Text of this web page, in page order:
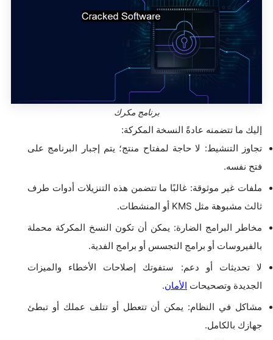
برنامج مكرك
إليك ما تتضمنه عادةً النسخة المكركة:
تجاوز التنشيط: لا حاجة لمفتاح منتج؛ يتم إجبار البرنامج على
فتح نفسه.
ملفات غير موثوقة: غالبًا ما تتضمن هذه التنزيلات أدوات طرف
ثالث مشبوهة مثل KMS أو المنشطات.
مخاطر البرامج الضارة: يمكن أن تكون النسخ المكركة محملة
بالفيروسات أو برامج التجسس أو برامج الفدية.
لا تحديثات أو دعم: ستفوتك إصلاحات الأخطاء والميزات
الجديدة وتصحيحات الأمان.
مشاكل في النظام: يمكن أن تتعطل أو تتلف عملك أو تبطئ
جهازك بالكامل.